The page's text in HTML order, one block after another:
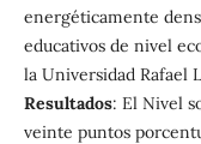
energéticamente
educativos de nivel
la Universidad Rafael
Resultados: El Nivel
veinte puntos